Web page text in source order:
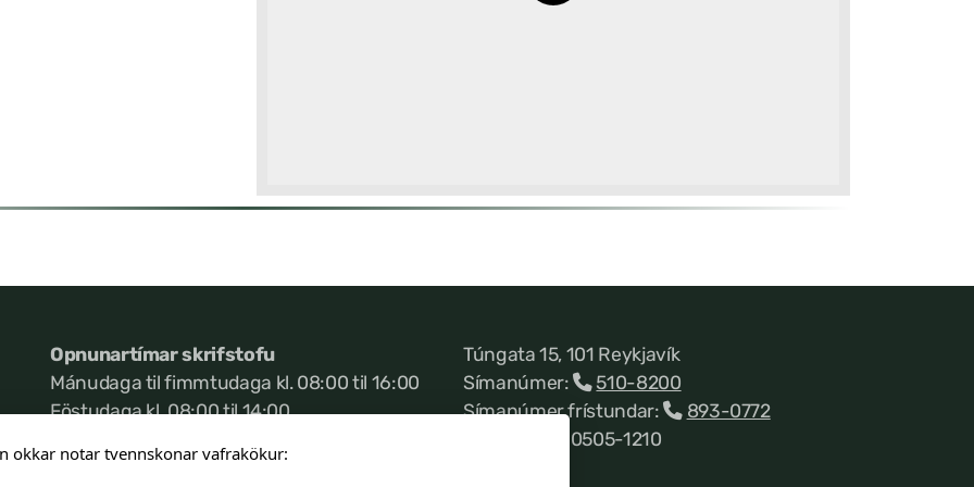
Opnunartímar skrifstofu
Mánudaga til fimmtudaga kl. 08:00 til 16:00
Föstudaga kl. 08:00 til 14:00
Túngata 15, 101 Reykjavík
Símanúmer:
510-8200
Símanúmer frístundar:
893-0772
Kennitala 660505-1210
okkar notar tvennskonar vafrakökur: